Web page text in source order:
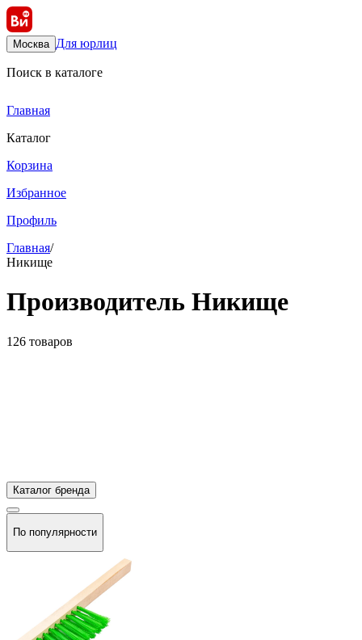
Москва Для юрлиц
Поиск в каталоге
Главная
Каталог
Корзина
Избранное
Профиль
Главная/
Никище
Производитель Никище
126 товаров
Каталог бренда
По популярности